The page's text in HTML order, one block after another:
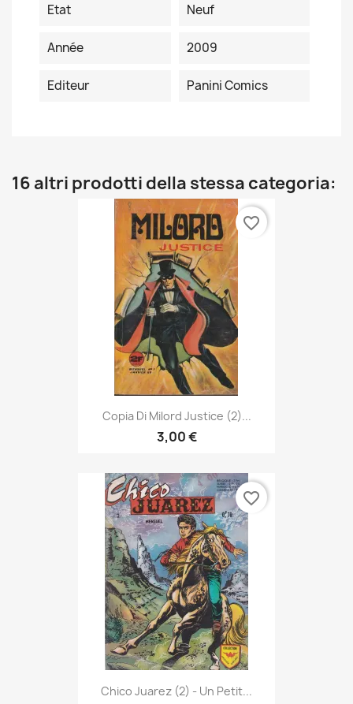
Etat
Neuf
Année 2009
Editeur Panini Comics
16 altri prodotti della stessa categoria:
Copia Di Milord Justice (2)...
3,00 €
favorite_border
Chico Juarez (2) - Un Petit...
favorite_border